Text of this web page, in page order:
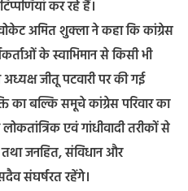
कर रहे हैं।
अमित शुक्ला ने कहा कि कांग्रेस
के स्वाभिमान से किसी भी
जीतू पटवारी पर की गई
का बल्कि समूचे कांग्रेस परिवार का
एवं गांधीवादी तरीकों से
जनहित, संविधान और
संघर्षरत रहेंगे।